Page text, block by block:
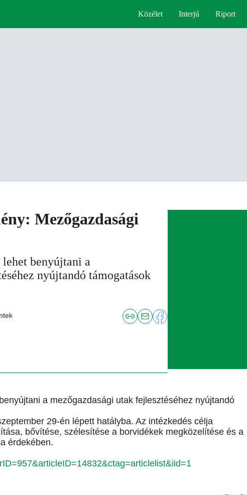
Közélet Interjú Riport
Mezőgazdasági
benyújtani a
nyújtandó támogatások
a mezőgazdasági utak fejlesztéséhez nyújtandó
29-én lépett hatályba. Az intézkedés célja
bővítése, szélesítése a borvidékek megközelítése és a
érdekében.